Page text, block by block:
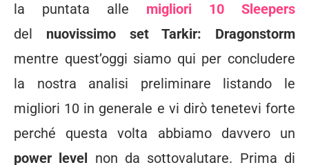
la puntata alle
migliori 10 Sleepers
del nuovissimo set Tarkir: Dragonstorm
mentre quest’oggi siamo qui per concludere
la nostra analisi preliminare listando le
migliori 10 in generale e vi dirò tenetevi forte
perché questa volta abbiamo davvero un
power level non da sottovalutare. Prima di